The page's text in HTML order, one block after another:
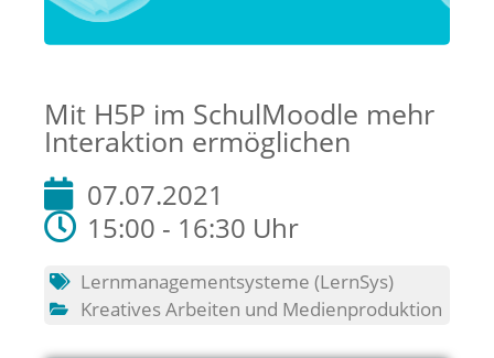
Mit H5P im SchulMoodle mehr
Interaktion ermöglichen
07.07.2021
15:00 - 16:30 Uhr
Lernmanagementsysteme (LernSys)
Kreatives Arbeiten und Medienproduktion